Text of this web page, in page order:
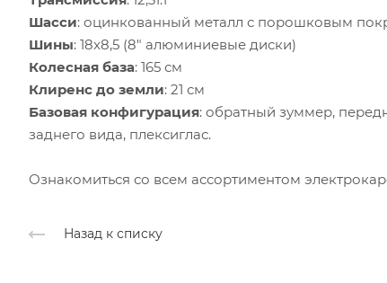
Шасси: оцинкованный металл с порошковым
Шины: 18x8,5 (8" алюминиевые диски)
Колесная база: 165 см
Клиренс до земли: 21 см
Базовая конфигурация: обратный зуммер,
заднего вида, плексиглас.
Ознакомиться со всем ассортиментом
Назад к списку